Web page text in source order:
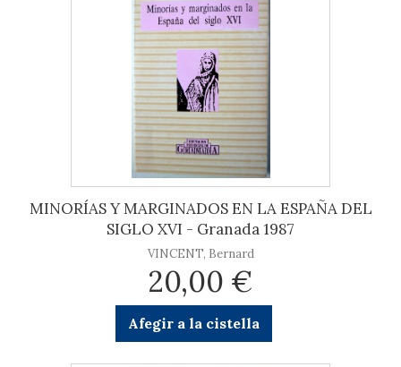
MINORÍAS Y MARGINADOS EN LA ESPAÑA DEL
SIGLO XVI - Granada 1987
VINCENT, Bernard
20,00 €
Afegir a la cistella